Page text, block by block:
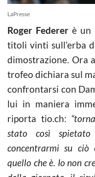
LaPresse
Roger Federer è un
titoli vinti sull’erba
dimostrazione. Ora
trofeo dichiara sul
confrontarsi con
lui in maniera
riporta tio.ch:
stato così
concentrarmi su ciò
quello che è. Io non